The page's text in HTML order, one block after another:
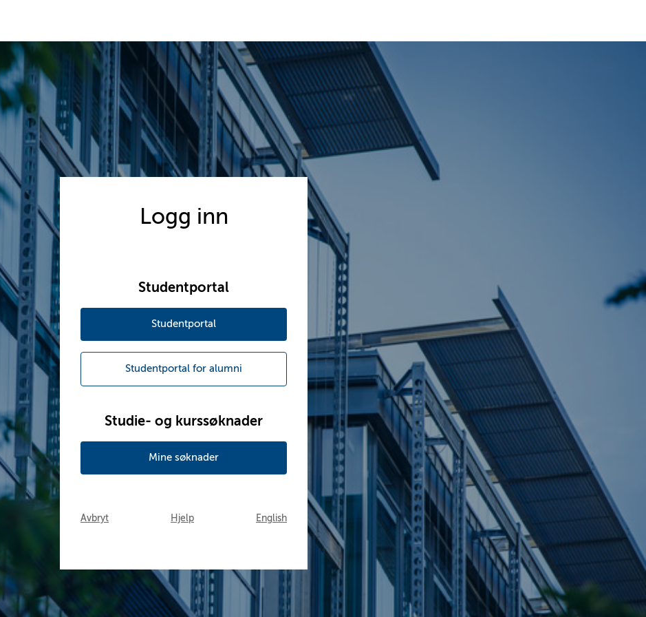
Logg inn
Studentportal
Studentportal
Studentportal for alumni
Studie- og kurssøknader
Mine søknader
Avbryt Hjelp English